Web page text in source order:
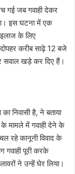
गई जब गवाही देकर
इस घटना में एक
के लिए
करीब साढ़े 12 बजे
सवाल खड़े कर दिए हैं।
निवासी है, ने बताया
के मामले में गवाही देने के
रहे कानूनी विवाद के
गवाही पूरी करके
ने उन्हें घेर लिया।